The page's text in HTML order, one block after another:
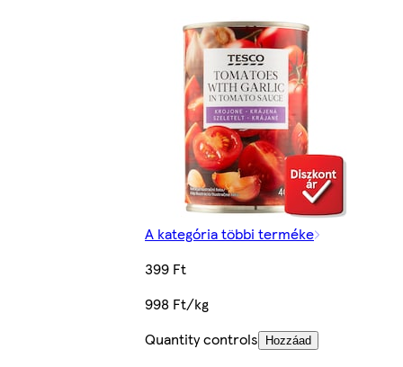
A kategória többi terméke
399 Ft
998 Ft/kg
Quantity controls
Hozzáad